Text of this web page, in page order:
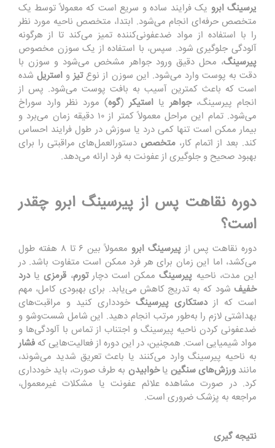
یرسینگ ابرو یک فرایند ساده و سریع است که معمولاً توسط یک
متخصص حرفه‌ای انجام می‌شود. ابتدا، متخصص ناحیه مورد نظر
را با استفاده از مواد ضدعفونی‌کننده تمیز می‌کند تا از هرگونه
آلودگی جلوگیری شود. سپس، با استفاده از یک سوزن مخصوص
پیرسینگ، محل دقیق ورود جواهر مشخص می‌شود و سوزن با
دقت به پوست وارد می‌شود. این سوزن از نوعتیزو استریلشده
است که باعث کمترین آسیب به بافت پوست می‌شود. پس از
انجام پیرسینگ،جواهر یا استیکر (گوه‌) مورد نظر وارد سوراخ
می‌شود. تمام این مراحل معمولاً کمتر از ۱۰ دقیقه زمان می‌برد و
بیمار ممکن است تنها کمی درد یا سوزش در طول فرایند احساس
کند. بعد از اتمام کار، متخصص دستورالعمل‌های مراقبتی را برای
بهبود صحیح و جلوگیری از عفونت به فرد ارائه می‌دهد.
دوره نقاهت پس از پیرسینگ ابرو چقدر
است؟
دوره نقاهت پس ازپیرسینگ ابرو
معمولاً بین ۶ تا ۸ هفته طول
می‌کشد، اما این زمان برای هر فرد ممکن است متفاوت باشد. در
این مدت، ناحیه پیرسینگممکن است دچارتورم، قرمزییادرد
خفیف شود که به تدریج کاهش می‌یابد. برای بهبودی کامل، مهم
است که ازدستکاری پیرسینگ خودداری کنید و مراقبت‌های
بهداشتی لازم را به‌طور مرتب انجام دهید. این شامل شست‌وشو و
ضدعفونی کردن ناحیه پیرسینگ و اجتناب از تماس با آلودگی‌ها و
مواد شیمیایی است. همچنین، در این دوره از فعالیت‌هایی که فشار
به ناحیه پیرسینگ وارد می‌کنند یا باعث تعریق شدید می‌شوند،
مانندورزش‌هایسنگین یاخوابیدن به طرف صورت، باید خودداری
کرد. در صورت مشاهده علائم عفونت یا مشکلات غیرمعمول،
مراجعه به پزشک ضروری است.
نتیجه گیری